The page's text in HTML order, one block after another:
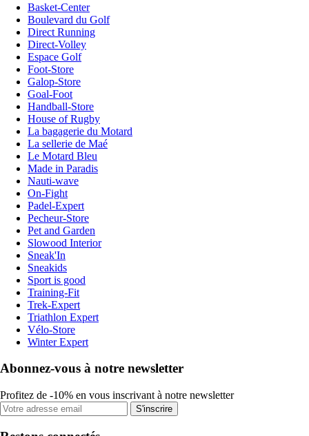
Basket-Center
Boulevard du Golf
Direct Running
Direct-Volley
Espace Golf
Foot-Store
Galop-Store
Goal-Foot
Handball-Store
House of Rugby
La bagagerie du Motard
La sellerie de Maé
Le Motard Bleu
Made in Paradis
Nauti-wave
On-Fight
Padel-Expert
Pecheur-Store
Pet and Garden
Slowood Interior
Sneak'In
Sneakids
Sport is good
Training-Fit
Trek-Expert
Triathlon Expert
Vélo-Store
Winter Expert
Abonnez-vous à notre newsletter
Profitez de -10% en vous inscrivant à notre newsletter
S'inscrire